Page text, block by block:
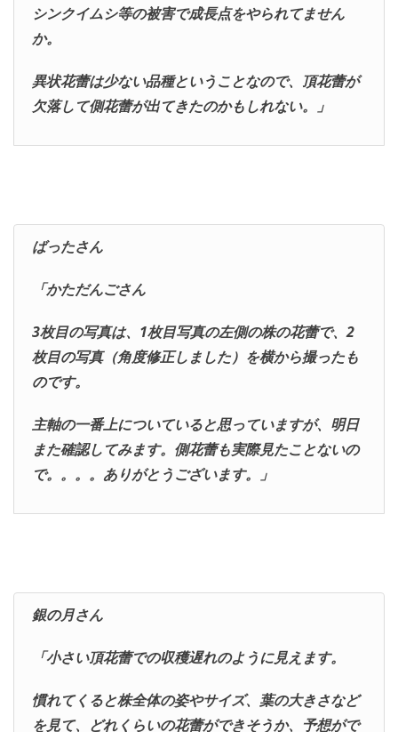
シンクイムシ等の被害で成長点をやられてません
か。
異状花蕾は少ない品種ということなので、頂花蕾が
欠落して側花蕾が出てきたのかもしれない。」
ばったさん
「かただんごさん
3枚目の写真は、1枚目写真の左側の株の花蕾で、2
枚目の写真（角度修正しました）を横から撮ったも
のです。
主軸の一番上についていると思っていますが、明日
また確認してみます。側花蕾も実際見たことないの
で。。。。ありがとうございます。」
銀の月さん
「小さい頂花蕾での収穫遅れのように見えます。
慣れてくると株全体の姿やサイズ、葉の大きさなど
を見て、どれくらいの花蕾ができそうか、予想がで